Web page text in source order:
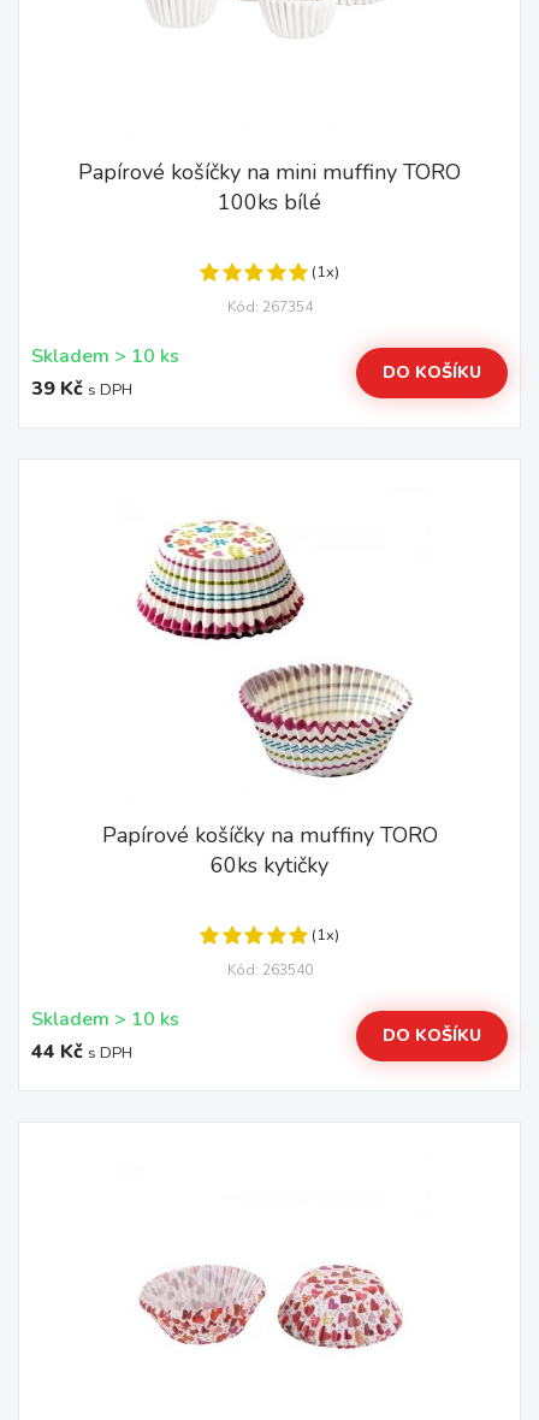
Papírové košíčky na mini muffiny TORO
100ks bílé
(1x)
Kód: 267354
Skladem > 10 ks
39 Kč s DPH
DO KOŠÍKU
Papírové košíčky na muffiny TORO
60ks kytičky
(1x)
Kód: 263540
Skladem > 10 ks
44 Kč s DPH
DO KOŠÍKU